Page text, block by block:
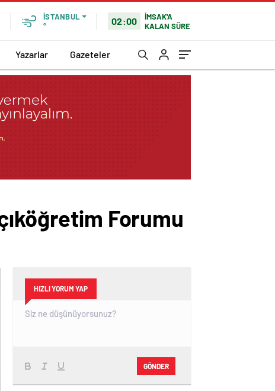
İSTANBUL
°
02:00
İMSAK'A
KALAN SÜRE
Yazarlar Gazeteler
Forumu
HIZLI YORUM YAP
GÖNDER